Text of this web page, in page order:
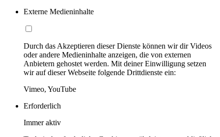
Externe Medieninhalte
Durch das Akzeptieren dieser Dienste können wir dir Videos
oder andere Medieninhalte anzeigen, die von externen
Anbietern gehostet werden. Mit deiner Einwilligung setzen
wir auf dieser Webseite folgende Drittdienste ein:
Vimeo, YouTube
Erforderlich
Immer aktiv